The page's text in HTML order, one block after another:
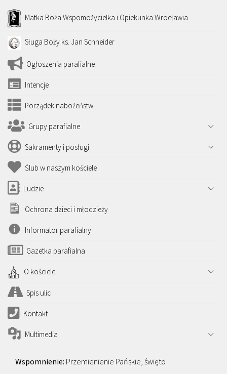
Matka Boża Wspomożycielka i Opiekunka Wrocławia
Sługa Boży ks. Jan Schneider
Ogłoszenia parafialne
Intencje
Porządek nabożeństw
Grupy parafialne
Sakramenty i posługi
Ślub w naszym kościele
Ludzie
Ochrona dzieci i młodzieży
Informator parafialny
Gazetka parafialna
O kościele
Spis ulic
Kontakt
Multimedia
Przemienienie Pańskie, święto